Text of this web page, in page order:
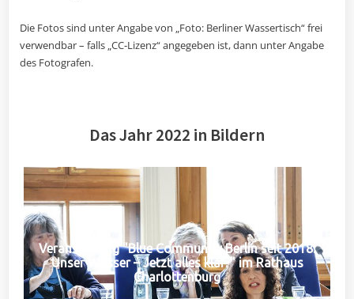
Die Fotos sind unter Angabe von „Foto: Berliner Wassertisch“ frei
verwendbar – falls „CC-Lizenz“ angegeben ist, dann unter Angabe
des Fotografen.
Das Jahr 2022 in Bildern
Veranstaltung "Blue Community Berlin seit 2018:
Unser Wasser – Jetzt alles klar?" im Rathaus
Charlottenburg